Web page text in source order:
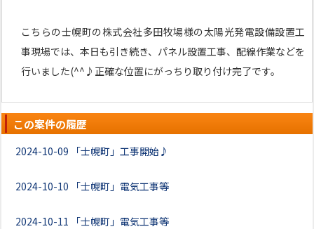
こちらの士幌町の株式会社多田牧場様の太陽光発電設備設置工
事現場では、本日も引き続き、パネル設置工事、配線作業などを
行いました(^^♪正確な位置にがっちり取り付け完了です。
この案件の履歴
2024-10-09 「士幌町」工事開始♪
2024-10-10 「士幌町」電気工事等
2024-10-11 「士幌町」電気工事等